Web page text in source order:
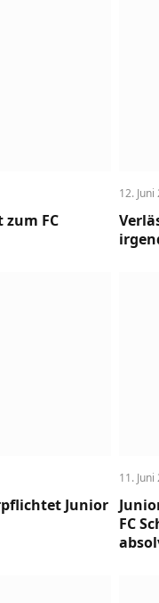
FC
12. Juni
Junior
11. Juni
FC